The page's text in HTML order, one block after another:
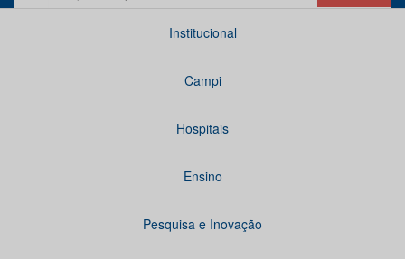
Institucional
Campi
Hospitais
Ensino
Pesquisa e Inovação